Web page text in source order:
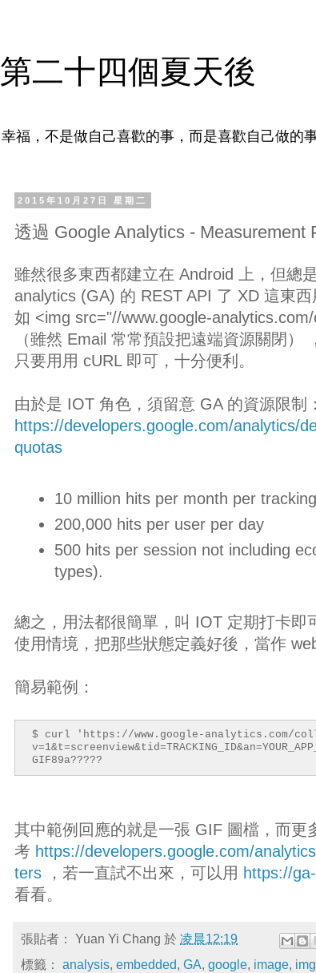
第二十四個夏天後
幸福，不是做自己喜歡的事，而是喜歡自己做的
2015年10月27日 星期二
透過 Google Analytics -
雖然很多東西都建立在 Android 上，但總
analytics (GA) 的 REST API 了 XD 這東
如 <img src="//www.google-
（雖然 Email 常常預設把遠端資源關閉
只要用用 cURL 即可，十分便利。
由於是 IOT 角色，須留意 GA 的資源限制：
https://developers.google.com/analytics/
quotas
10 million hits per month per
200,000 hits per user per day
500 hits per session not including
types).
總之，用法都很簡單，叫 IOT 定期打卡
使用情境，把那些狀態定義好後，當作
簡易範例：
$ curl 'https://www.google-analytics.com/
GIF89a?????
其中範例回應的就是一張 GIF 圖檔，而更
考 https://developers.google.com/
ters ，若一直試不出來，可以用 https://
看看。
張貼者： Yuan Yi Chang 於 凌晨12:19
標籤： analysis embedded GA google image img